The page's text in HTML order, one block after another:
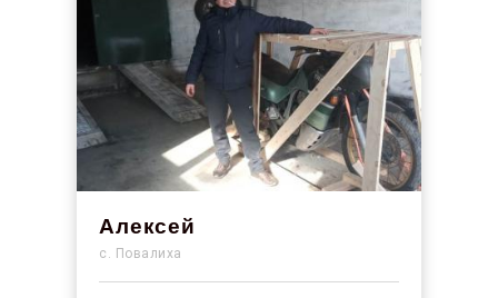
Алексей
с. Повалиха